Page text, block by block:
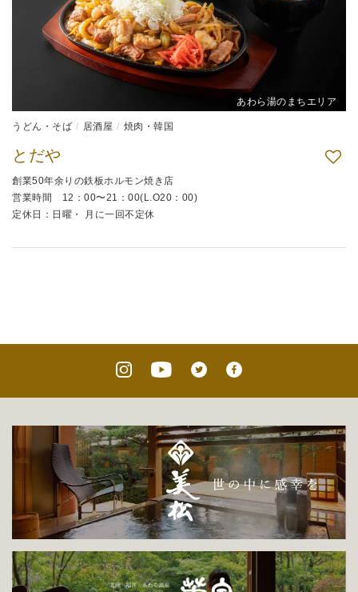
あわら湯のまちエリア
うどん・そば 居酒屋 焼肉・韓国
とだや
創業50年余りの鉄板ホルモン焼き店
営業時間 12：00〜21：00(L.O20：00)
定休日：日曜・ 月に一回不定休